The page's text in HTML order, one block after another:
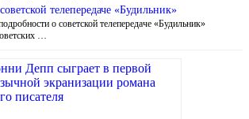
телепередаче «Будильник»
о советской телепередаче «Будильник»
…